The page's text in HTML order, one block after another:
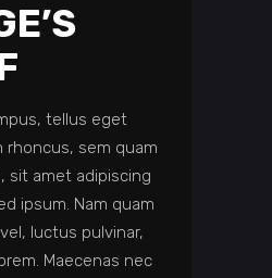
tellus eget
rhoncus, sem quam
sit amet adipiscing
ipsum. Nam quam
luctus pulvinar,
Maecenas nec